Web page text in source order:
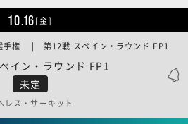
10.16[金]
未定
イン・ラウンド FP1
手権 | 第12戦 スペイン・ラウンド FP1
レス・サーキット